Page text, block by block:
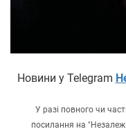
Новини у Telegram
У разі повного чи
посилання на